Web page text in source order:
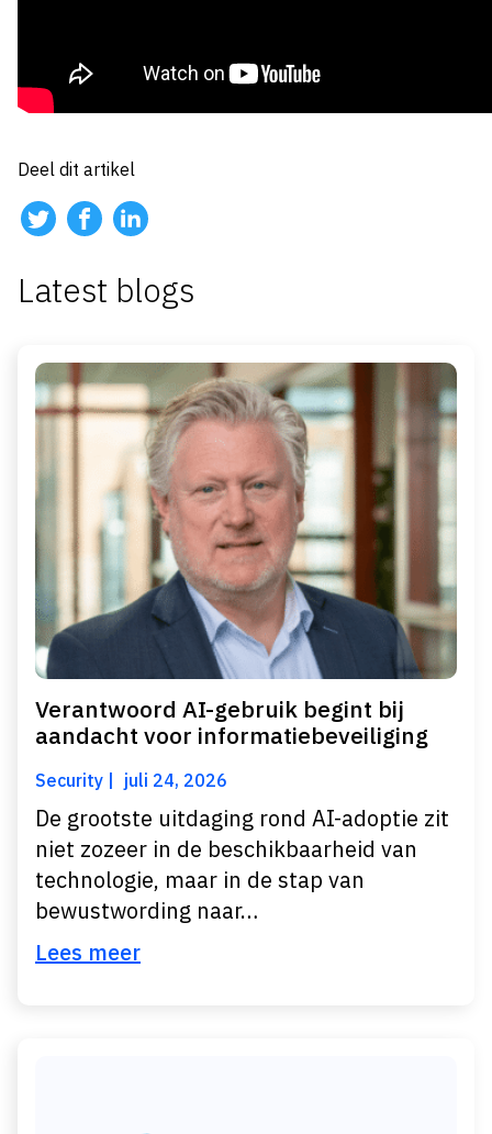
Deel dit artikel
Latest blogs
Verantwoord AI-gebruik begint bij
aandacht voor informatiebeveiliging
Security juli 24, 2026
De grootste uitdaging rond AI-adoptie zit
niet zozeer in de beschikbaarheid van
technologie, maar in de stap van
bewustwording naar…
Lees meer